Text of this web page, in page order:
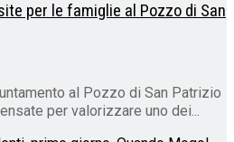
per le famiglie al Pozzo di San
al Pozzo di San Patrizio
per valorizzare uno dei...